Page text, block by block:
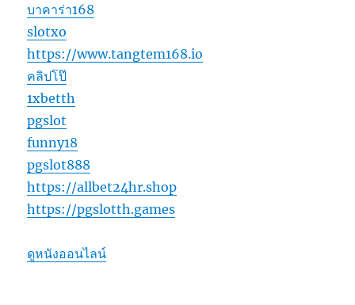
บาคาร่า168
slotxo
https://www.tangtem168.io
คลิปโป๊
1xbetth
pgslot
funny18
pgslot888
https://allbet24hr.shop
https://pgslotth.games
ดูหนังออนไลน์